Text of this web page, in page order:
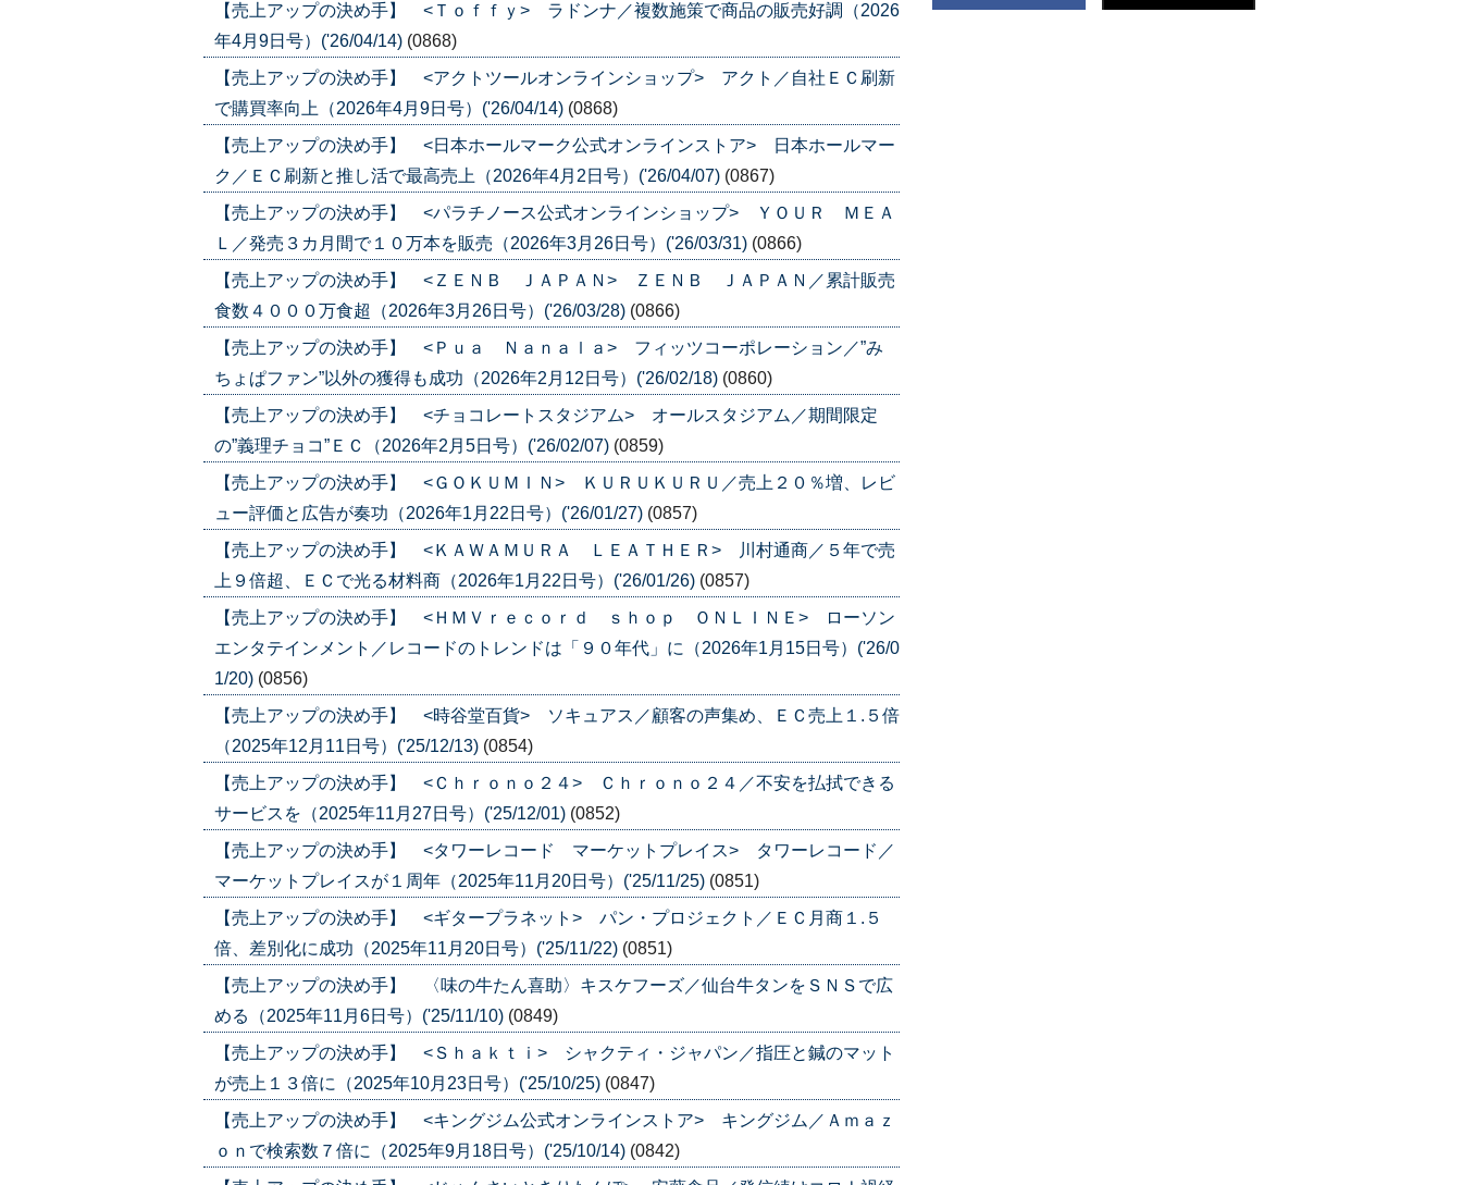
【売上アップの決め手】 <Ｔｏｆｆｙ> ラドンナ／複数施策で商品の販売好調（2026
年4月9日号）('26/04/14) (0868)
【売上アップの決め手】 <アクトツールオンラインショップ> アクト／自社ＥＣ刷新
で購買率向上（2026年4月9日号）('26/04/14) (0868)
【売上アップの決め手】 <日本ホールマーク公式オンラインストア> 日本ホールマー
ク／ＥＣ刷新と推し活で最高売上（2026年4月2日号）('26/04/07) (0867)
【売上アップの決め手】 <パラチノース公式オンラインショップ> ＹＯＵＲ ＭＥＡ
Ｌ／発売３カ月間で１０万本を販売（2026年3月26日号）('26/03/31) (0866)
【売上アップの決め手】 <ＺＥＮＢ ＪＡＰＡＮ> ＺＥＮＢ ＪＡＰＡＮ／累計販売
食数４０００万食超（2026年3月26日号）('26/03/28) (0866)
【売上アップの決め手】 <Ｐｕａ Ｎａｎａｌａ> フィッツコーポレーション／”み
ちょぱファン”以外の獲得も成功（2026年2月12日号）('26/02/18) (0860)
【売上アップの決め手】 <チョコレートスタジアム> オールスタジアム／期間限定
の”義理チョコ”ＥＣ（2026年2月5日号）('26/02/07) (0859)
【売上アップの決め手】 <ＧＯＫＵＭＩＮ> ＫＵＲＵＫＵＲＵ／売上２０％増、レビ
ュー評価と広告が奏功（2026年1月22日号）('26/01/27) (0857)
【売上アップの決め手】 <ＫＡＷＡＭＵＲＡ ＬＥＡＴＨＥＲ> 川村通商／５年で売
上９倍超、ＥＣで光る材料商（2026年1月22日号）('26/01/26) (0857)
【売上アップの決め手】 <ＨＭＶｒｅｃｏｒｄ ｓｈｏｐ ＯＮＬＩＮＥ> ローソン
エンタテインメント／レコードのトレンドは「９０年代」に（2026年1月15日号）('26/0
1/20) (0856)
【売上アップの決め手】 <時谷堂百貨> ソキュアス／顧客の声集め、ＥＣ売上１.５倍
（2025年12月11日号）('25/12/13) (0854)
【売上アップの決め手】 <Ｃｈｒｏｎｏ２４> Ｃｈｒｏｎｏ２４／不安を払拭できる
サービスを（2025年11月27日号）('25/12/01) (0852)
【売上アップの決め手】 <タワーレコード マーケットプレイス> タワーレコード／
マーケットプレイスが１周年（2025年11月20日号）('25/11/25) (0851)
【売上アップの決め手】 <ギタープラネット> パン・プロジェクト／ＥＣ月商１.５
倍、差別化に成功（2025年11月20日号）('25/11/22) (0851)
【売上アップの決め手】 〈味の牛たん喜助〉キスケフーズ／仙台牛タンをＳＮＳで広
める（2025年11月6日号）('25/11/10) (0849)
【売上アップの決め手】 <Ｓｈａｋｔｉ> シャクティ・ジャパン／指圧と鍼のマット
が売上１３倍に（2025年10月23日号）('25/10/25) (0847)
【売上アップの決め手】 <キングジム公式オンラインストア> キングジム／Ａｍａｚ
ｏｎで検索数７倍に（2025年9月18日号）('25/10/14) (0842)